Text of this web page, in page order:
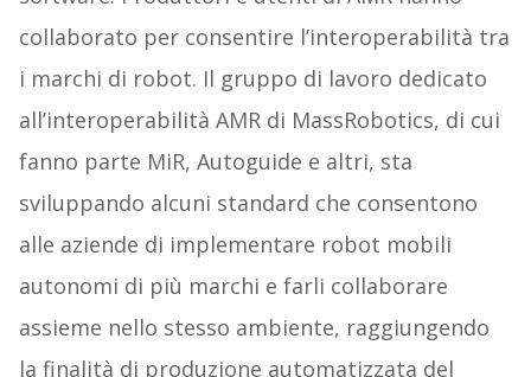
collaborato per consentire l’interoperabilità tra
i marchi di robot. Il gruppo di lavoro dedicato
all’interoperabilità AMR di MassRobotics, di cui
fanno parte MiR, Autoguide e altri, sta
sviluppando alcuni standard che consentono
alle aziende di implementare robot mobili
autonomi di più marchi e farli collaborare
assieme nello stesso ambiente, raggiungendo
la finalità di produzione automatizzata del